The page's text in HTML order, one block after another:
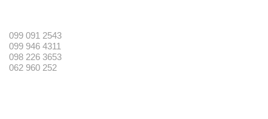
099 091 2543
099 946 4311
098 226 3653
062 960 252